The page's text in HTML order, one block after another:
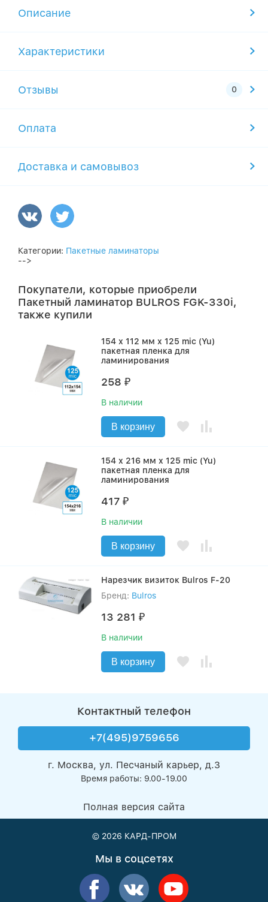
Описание
Характеристики
Отзывы
Оплата
Доставка и самовывоз
Категории: Пакетные ламинаторы
-->
Покупатели, которые приобрели
Пакетный ламинатор BULROS FGK-330i,
также купили
154 х 112 мм х 125 mic (Yu)
пакетная пленка для
ламинирования
258₽
В наличии
В корзину
154 х 216 мм х 125 mic (Yu)
пакетная пленка для
ламинирования
417₽
В наличии
В корзину
Нарезчик визиток Bulros F-20
Бренд: Bulros
13 281₽
В наличии
В корзину
Контактный телефон
+7(495)9759656
г. Москва, ул. Песчаный карьер, д.3
Время работы: 9.00-19.00
Полная версия сайта
© 2026 КАРД-ПРОМ
Мы в соцсетях